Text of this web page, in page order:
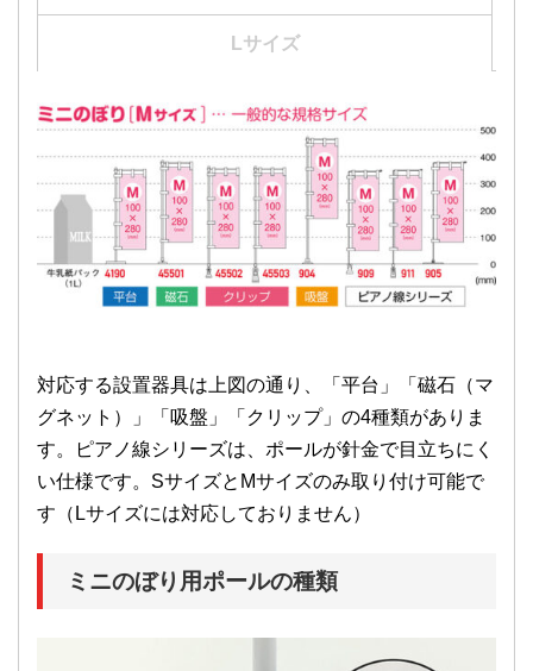
Lサイズ
対応する設置器具は上図の通り、「平台」「磁石（マ
グネット）」「吸盤」「クリップ」の4種類がありま
す。ピアノ線シリーズは、ポールが針金で目立ちにく
い仕様です。SサイズとMサイズのみ取り付け可能で
す（Lサイズには対応しておりません）
ミニのぼり用ポールの種類